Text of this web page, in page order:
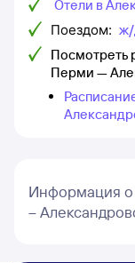
Отели в
Поездом: ж/
Посмотреть
Перми —
Информация о
–